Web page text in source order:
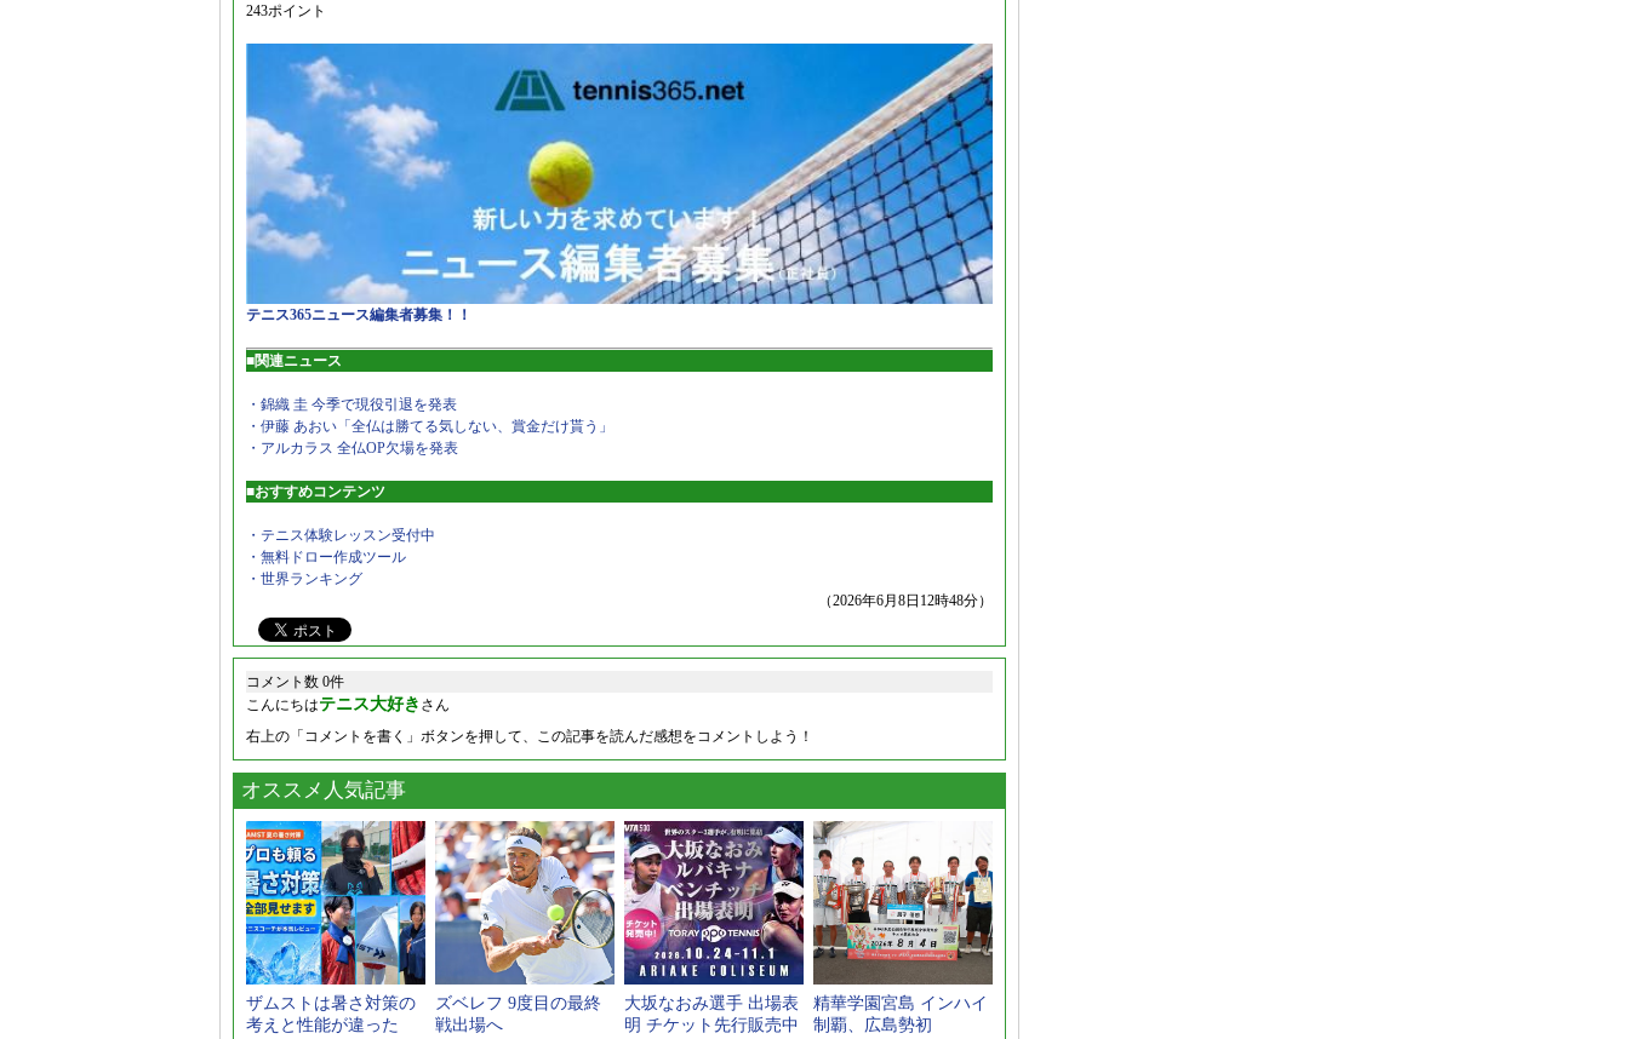
243ポイント
テニス365ニュース編集者募集！！
■関連ニュース
・錦織 圭 今季で現役引退を発表
・伊藤 あおい「全仏は勝てる気しない、賞金だけ貰う」
・アルカラス 全仏OP欠場を発表
■おすすめコンテンツ
・テニス体験レッスン受付中
・無料ドロー作成ツール
・世界ランキング
（2026年6月8日12時48分）
コメント数 0件
こんにちはテニス大好き さん
右上の「コメントを書く」ボタンを押して、この記事を読んだ感想をコメントしよう！
オススメ人気記事
ザムストは暑さ対策の
考えと性能が違った
ズベレフ 9度目の最終
戦出場へ
大坂なおみ選手 出場表
明 チケット先行販売中
精華学園宮島 インハイ
制覇、広島勢初